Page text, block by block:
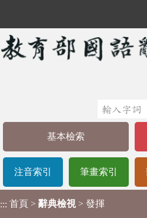
基本檢索
注音索引 筆畫索引
::: 首頁 > 辭典檢視 > 發揮